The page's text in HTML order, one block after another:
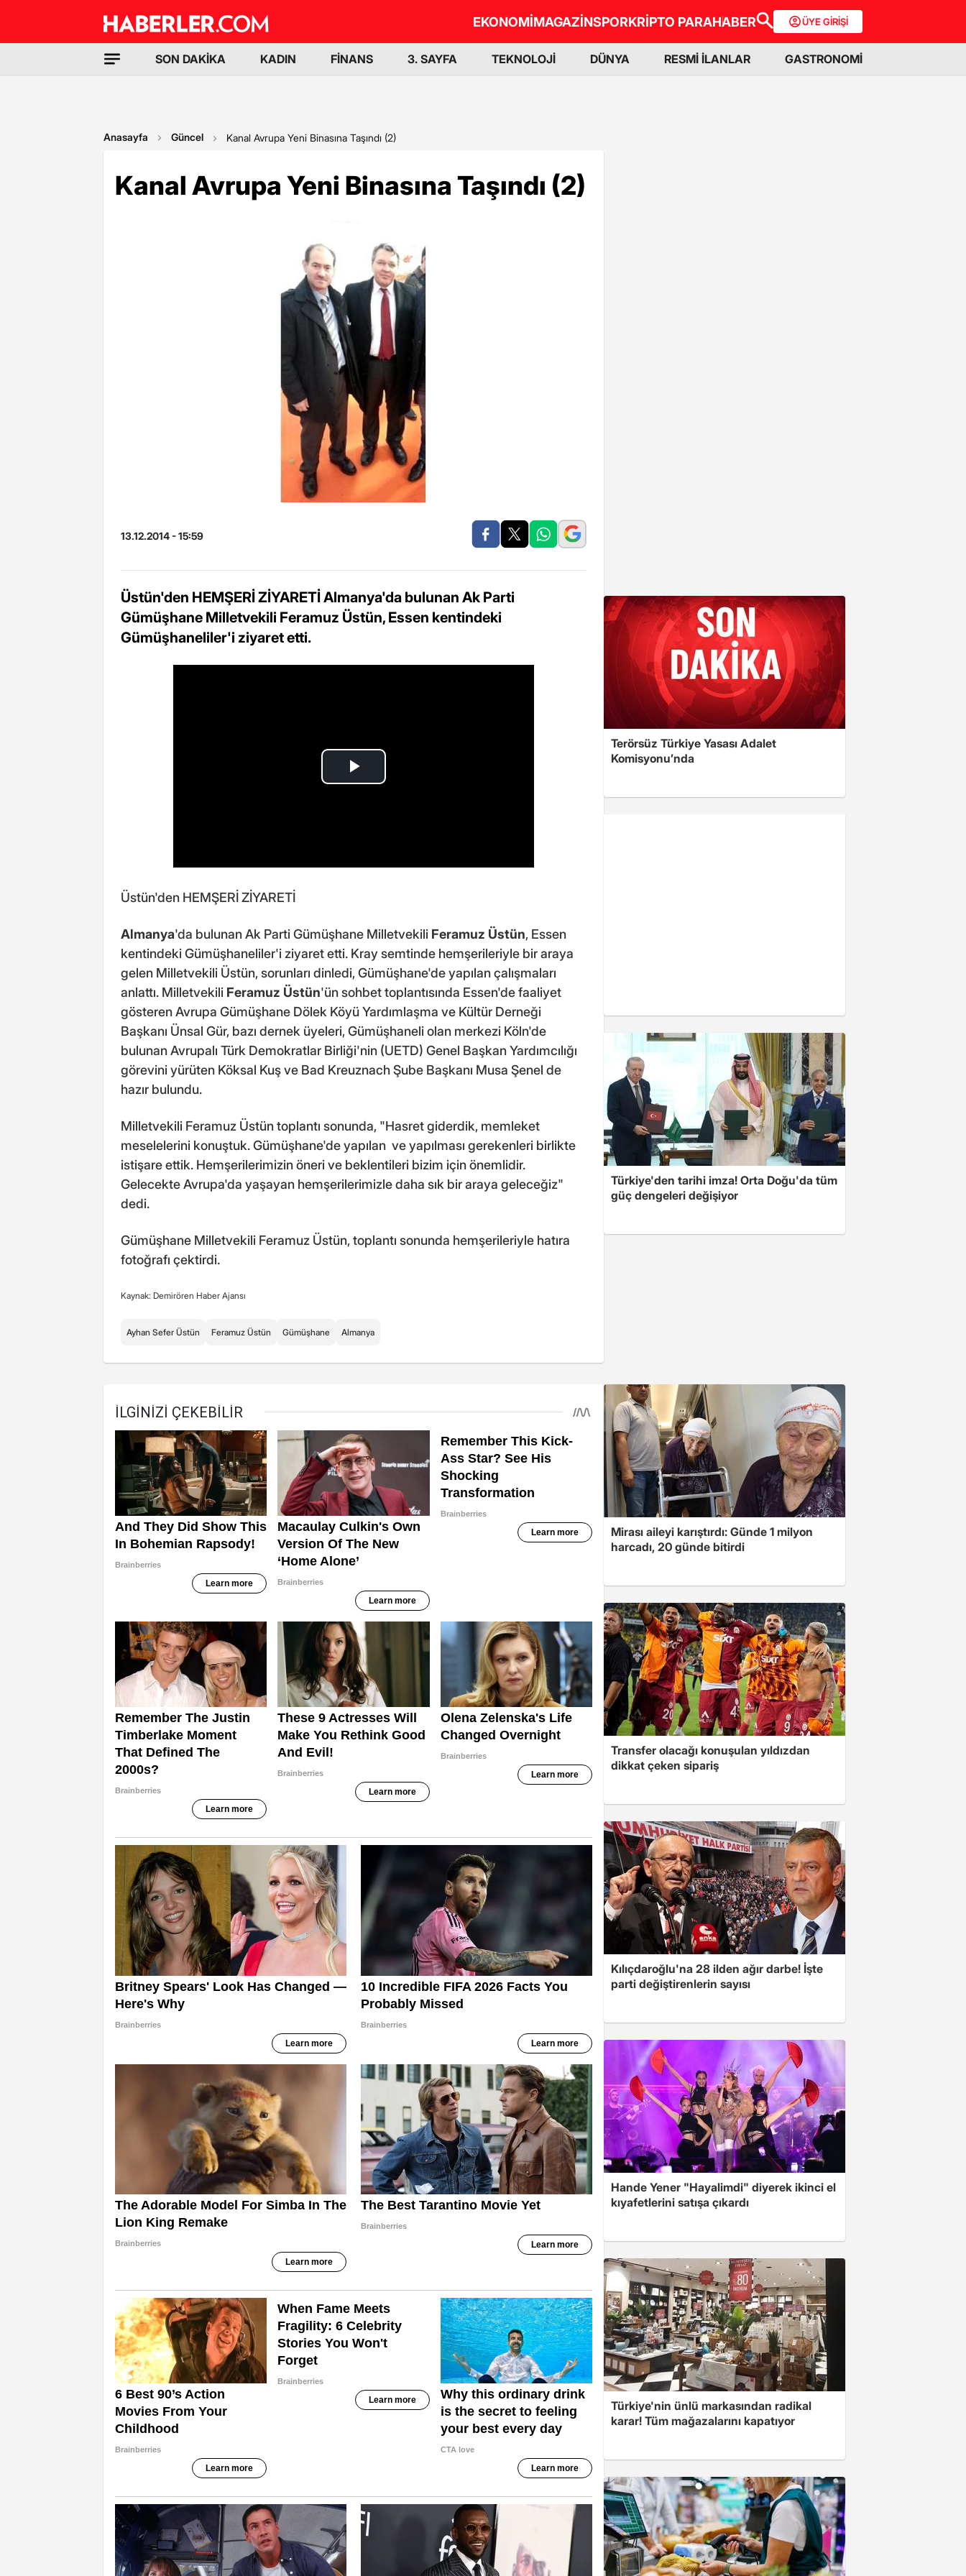
EKONOMİMAGAZİNSPORKRİPTO PARAHABER ÜYE GİRİŞİ
SON DAKİKA KADIN FİNANS 3. SAYFA TEKNOLOJİ DÜNYA RESMİ İLANLAR GASTRONOMİ
Anasayfa Güncel Kanal Avrupa Yeni Binasına Taşındı (2)
Kanal Avrupa Yeni Binasına Taşındı (2)
13.12.2014 - 15:59
Üstün'den HEMŞERİ ZİYARETİ Almanya'da bulunan Ak Parti
Gümüşhane Milletvekili Feramuz Üstün, Essen kentindeki
Gümüşhaneliler'i ziyaret etti.
Üstün'den HEMŞERİ ZİYARETİ
Almanya'da bulunan Ak Parti Gümüşhane Milletvekili Feramuz Üstün, Essen
kentindeki Gümüşhaneliler'i ziyaret etti. Kray semtinde hemşerileriyle bir araya
gelen Milletvekili Üstün, sorunları dinledi, Gümüşhane'de yapılan çalışmaları
anlattı. Milletvekili Feramuz Üstün'ün sohbet toplantısında Essen'de faaliyet
gösteren Avrupa Gümüşhane Dölek Köyü Yardımlaşma ve Kültür Derneği
Başkanı Ünsal Gür, bazı dernek üyeleri, Gümüşhaneli olan merkezi Köln'de
bulunan Avrupalı Türk Demokratlar Birliği'nin (UETD) Genel Başkan Yardımcılığı
görevini yürüten Köksal Kuş ve Bad Kreuznach Şube Başkanı Musa Şenel de
hazır bulundu.
Milletvekili Feramuz Üstün toplantı sonunda, "Hasret giderdik, memleket
meselelerini konuştuk. Gümüşhane'de yapılan ve yapılması gerekenleri birlikte
istişare ettik. Hemşerilerimizin öneri ve beklentileri bizim için önemlidir.
Gelecekte Avrupa'da yaşayan hemşerilerimizle daha sık bir araya geleceğiz"
dedi.
Gümüşhane Milletvekili Feramuz Üstün, toplantı sonunda hemşerileriyle hatıra
fotoğrafı çektirdi.
Kaynak: Demirören Haber Ajansı
Ayhan Sefer Üstün Feramuz Üstün Gümüşhane Almanya
Terörsüz Türkiye Yasası Adalet
Komisyonu’nda
Türkiye'den tarihi imza! Orta Doğu'da tüm
güç dengeleri değişiyor
Mirası aileyi karıştırdı: Günde 1 milyon
harcadı, 20 günde bitirdi
Transfer olacağı konuşulan yıldızdan
dikkat çeken sipariş
Kılıçdaroğlu'na 28 ilden ağır darbe! İşte
parti değiştirenlerin sayısı
Hande Yener "Hayalimdi" diyerek ikinci el
kıyafetlerini satışa çıkardı
Türkiye'nin ünlü markasından radikal
karar! Tüm mağazalarını kapatıyor